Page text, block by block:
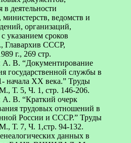
деятельности
министерств, ведомств и
организаций,
указанием сроков
Главархив СССР,
г., 269 стр.
А. В. “Документирование
государственной службы в
начала XX века.” Труды
5, Ч. 1, стр. 146-206.
А. В. “Краткий очерк
трудовых отношений в
России и СССР.” Труды
7, Ч. 1,стр. 94-132.
данных в